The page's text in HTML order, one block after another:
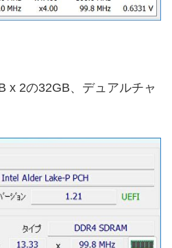
x 2の32GB、デュアルチャ